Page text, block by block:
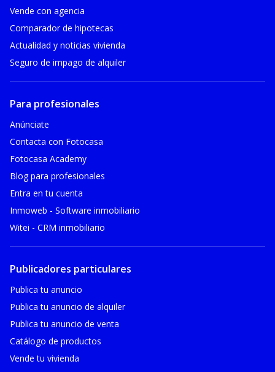
Vende con agencia
Comparador de hipotecas
Actualidad y noticias vivienda
Seguro de impago de alquiler
Para profesionales
Anúnciate
Contacta con Fotocasa
Fotocasa Academy
Blog para profesionales
Entra en tu cuenta
Inmoweb - Software inmobiliario
Witei - CRM inmobiliario
Publicadores particulares
Publica tu anuncio
Publica tu anuncio de alquiler
Publica tu anuncio de venta
Catálogo de productos
Vende tu vivienda